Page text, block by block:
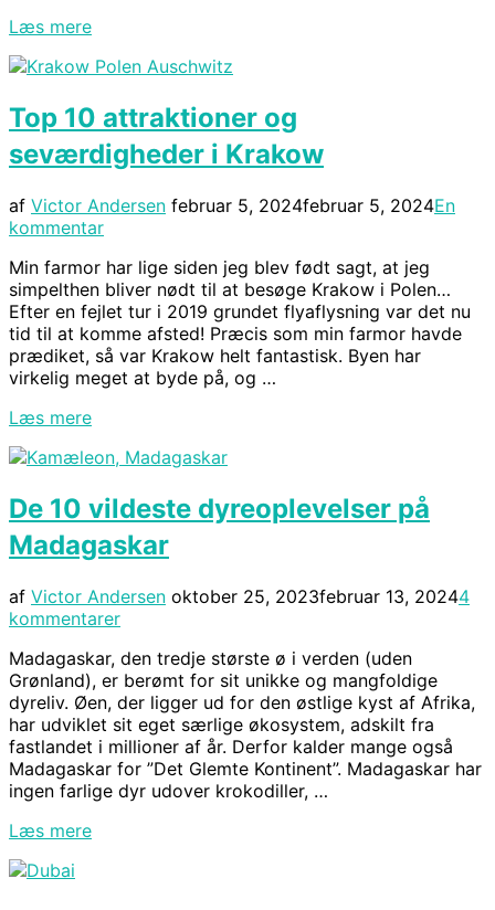
Læs mere“Madagaskar:
10
naturoplevelser”
Top 10 attraktioner og
seværdigheder i Krakow
af Victor AndersenUdgivet
februar 5, 2024februar 5, 2024En
kommentar
Min farmor har lige siden jeg blev født sagt, at jeg
simpelthen bliver nødt til at besøge Krakow i Polen…
Efter en fejlet tur i 2019 grundet flyaflysning var det nu
tid til at komme afsted! Præcis som min farmor havde
prædiket, så var Krakow helt fantastisk. Byen har
virkelig meget at byde på, og …
Læs mere“Top
attraktioner
seværdigheder
i
Krakow”
De 10 vildeste dyreoplevelser på
Madagaskar
af Victor AndersenUdgivet
oktober 25, 2023februar 13, 20244
kommentarer
Madagaskar, den tredje største ø i verden (uden
Grønland), er berømt for sit unikke og mangfoldige
dyreliv. Øen, der ligger ud for den østlige kyst af Afrika,
har udviklet sit eget særlige økosystem, adskilt fra
fastlandet i millioner af år. Derfor kalder mange også
Madagaskar for ”Det Glemte Kontinent”. Madagaskar har
ingen farlige dyr udover krokodiller, …
Læs mere“De